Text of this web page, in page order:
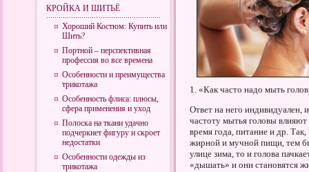
1. «Как часто надо мыть
Ответ на него индивидуален,
частоту мытья головы
время года, питание и др.
жирной и мучной пищи, тем
улице зима, то и голова
«дышать» и они становятся
КРОЙКА И ШИТЬЁ
Хороший Костюм: Купить или
Шить?
Портной – перспективная
профессия во все времена
Особенности и преимущества
трикотажа
Особенность флиса: плюсы,
сфера применения и уход
Полоска на ткани удачно
подчеркнет фигуру и скроет
недостатки
Особенности одежды из
трикотажа